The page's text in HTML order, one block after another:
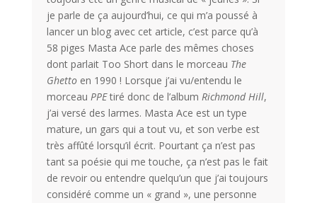
je parle de ça aujourd’hui, ce qui m’a poussé à
lancer un blog avec cet article, c’est parce qu’à
58 piges Masta Ace parle des mêmes choses
dont parlait Too Short dans le morceau The
Ghettoen 1990 ! Lorsque j’ai vu/entendu le
morceau PPEtiré donc de l’album Richmond Hill,
j’ai versé des larmes. Masta Ace est un type
mature, un gars qui a tout vu, et son verbe est
très affûté lorsqu’il écrit. Pourtant ça n’est pas
tant sa poésie qui me touche, ça n’est pas le fait
de revoir ou entendre quelqu’un que j’ai toujours
considéré comme un « grand », une personne